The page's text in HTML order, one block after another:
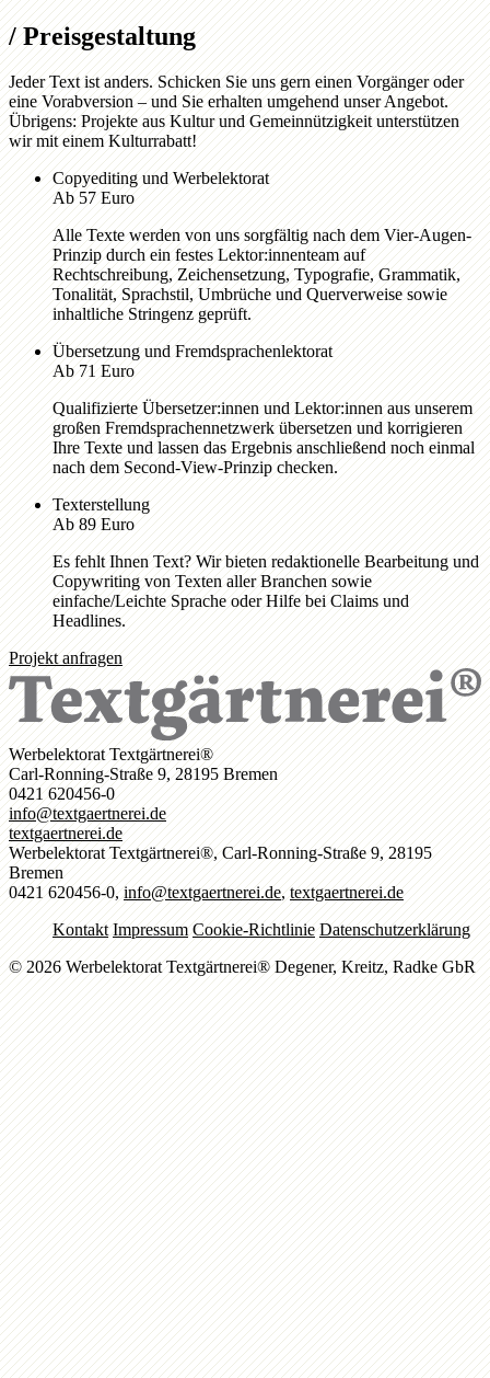
/Preisgestaltung
Jeder Text ist anders. Schicken Sie uns gern einen Vorgänger oder
eine Vorabversion – und Sie erhalten umgehend unser Angebot.
Übrigens: Projekte aus Kultur und Gemeinnützigkeit unterstützen
wir mit einem Kulturrabatt!
Copyediting und Werbelektorat
Ab 57 Euro
Alle Texte werden von uns sorgfältig nach dem Vier-Augen-
Prinzip durch ein festes Lektor:innenteam auf
Rechtschreibung, Zeichensetzung, Typografie, Grammatik,
Tonalität, Sprachstil, Umbrüche und Querverweise sowie
inhaltliche Stringenz geprüft.
Übersetzung und Fremdsprachenlektorat
Ab 71 Euro
Qualifizierte Übersetzer:innen und Lektor:innen aus unserem
großen Fremdsprachennetzwerk übersetzen und korrigieren
Ihre Texte und lassen das Ergebnis anschließend noch einmal
nach dem Second-View-Prinzip checken.
Texterstellung
Ab 89 Euro
Es fehlt Ihnen Text? Wir bieten redaktionelle Bearbeitung und
Copywriting von Texten aller Branchen sowie
einfache/Leichte Sprache oder Hilfe bei Claims und
Headlines.
Projekt anfragen
Werbelektorat Textgärtnerei®
Carl-Ronning-Straße 9, 28195 Bremen
0421 620456-0
info@textgaertnerei.de
textgaertnerei.de
Werbelektorat Textgärtnerei®, Carl-Ronning-Straße 9, 28195
Bremen
0421 620456-0,info@textgaertnerei.de,textgaertnerei.de
Kontakt Impressum Cookie-Richtlinie Datenschutzerklärung
© 2026 Werbelektorat Textgärtnerei® Degener, Kreitz, Radke GbR